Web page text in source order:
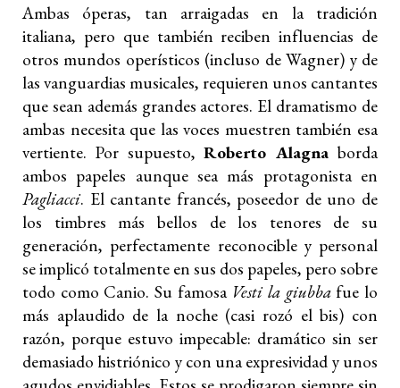
Ambas óperas, tan arraigadas en la tradición
italiana, pero que también reciben influencias de
otros mundos operísticos (incluso de Wagner) y de
las vanguardias musicales, requieren unos cantantes
que sean además grandes actores. El dramatismo de
ambas necesita que las voces muestren también esa
vertiente. Por supuesto,Roberto Alagna borda
ambos papeles aunque sea más protagonista en
Pagliacci. El cantante francés, poseedor de uno de
los timbres más bellos de los tenores de su
generación, perfectamente reconocible y personal
se implicó totalmente en sus dos papeles, pero sobre
todo como Canio. Su famosa Vesti la giubbafue lo
más aplaudido de la noche (casi rozó el bis) con
razón, porque estuvo impecable: dramático sin ser
demasiado histriónico y con una expresividad y unos